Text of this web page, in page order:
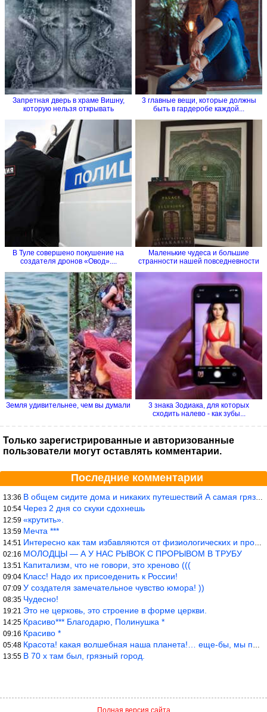
Запретная дверь в храме Вишну,
которую нельзя открывать
3 главные вещи, которые должны
быть в гардеробе каждой...
В Туле совершено покушение на
создателя дронов «Овод»....
Маленькие чудеса и большие
странности нашей повседневности
Земля удивительнее, чем вы думали
3 знака Зодиака, для которых
сходить налево - как зубы...
Только зарегистрированные и авторизованные
пользователи могут оставлять комментарии.
Последние комментарии
13:36 В общем сидите дома и никаких путешествий А самая грязная в от
10:54 Через 2 дня со скуки сдохнешь
12:59 «крутить».
13:59 Мечта ***
14:51 Интересно как там избавляются от физиологических и прочих отходо
02:16 МОЛОДЦЫ — А У НАС РЫВОК С ПРОРЫВОМ В ТРУБУ
13:51 Капитализм, что не говори, это хреново (((
09:04 Класс! Надо их присоеденить к России!
07:09 У создателя замечательное чувство юмора! ))
08:35 Чудесно!
19:21 Это не церковь, это строение в форме церкви.
14:25 Красиво*** Благодарю, Полинушка *
09:16 Красиво *
05:48 Красота! какая волшебная наша планета!… еще-бы, мы понимали это…
13:55 В 70 х там был, грязный город.
Полная версия сайта